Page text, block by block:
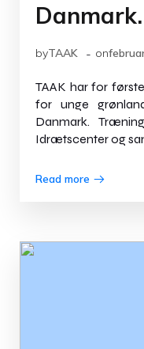
Danmark.
byTAAK - on
TAAK har for
for unge
Danmark.
Idrætscenter og
Read more